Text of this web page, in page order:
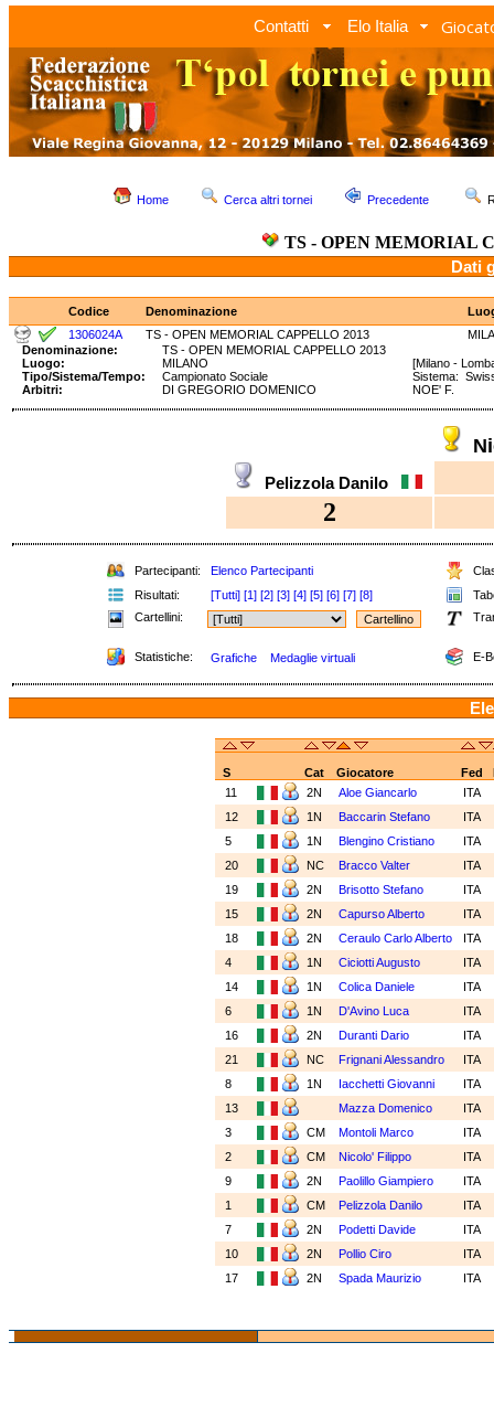
Contatti Elo Italia
Home Cerca altri tornei Precedente
TS - OPEN MEMORIAL
Dati
Codice Denominazione
1306024A
TS - OPEN MEMORIAL CAPPELLO 2013
Denominazione:
TS - OPEN MEMORIAL CAPPELLO 2013
Luogo:
MILANO
[Milano -
Tipo/Sistema/Tempo:
Campionato Sociale
Sistema:
Arbitri:
DI GREGORIO DOMENICO NOE' F.
Pelizzola Danilo
2
Partecipanti: Elenco Partecipanti
Risultati:
[Tutti] [1] [2] [3] [4] [5] [6] [7] [8]
Cartellini:
Statistiche: Grafiche Medaglie virtuali E-
S Cat Giocatore Fed
11
2N Aloe Giancarlo
ITA
12
1N Baccarin Stefano
ITA
5
1N Blengino Cristiano
ITA
20
NC Bracco Valter
ITA
19
2N Brisotto Stefano
ITA
15
2N Capurso Alberto
ITA
18
2N Ceraulo Carlo Alberto
ITA
4
1N Ciciotti Augusto
ITA
14
1N Colica Daniele
ITA
6
1N D'Avino Luca
ITA
16
2N Duranti Dario
ITA
21
NC Frignani Alessandro
ITA
8
1N Iacchetti Giovanni
ITA
13
Mazza Domenico
ITA
3
CM Montoli Marco
ITA
2
CM Nicolo' Filippo
ITA
9
2N Paolillo Giampiero
ITA
1
CM Pelizzola Danilo
ITA
7
2N Podetti Davide
ITA
10
2N Pollio Ciro
ITA
17
2N Spada Maurizio ITA